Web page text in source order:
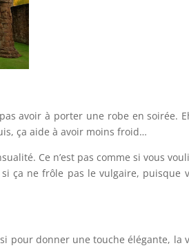
avoir à porter une robe en soirée.
ça aide à avoir moins froid…
Ce n’est pas comme si vous
ça ne frôle pas le vulgaire, puisque
pour donner une touche élégante, la